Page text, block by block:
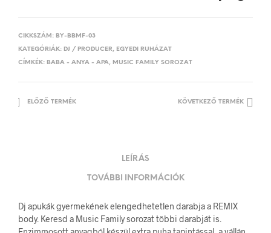
CIKKSZÁM: BY-BBMF-03
KATEGÓRIÁK: DJ / PRODUCER, EGYEDI RUHÁZAT
CÍMKÉK: BABA - ANYA - APA, MUSIC FAMILY SOROZAT
ELŐZŐ TERMÉK KÖVETKEZŐ TERMÉK
LEÍRÁS
TOVÁBBI INFORMÁCIÓK
Dj apukák gyermekének elengedhetetlen darabja a REMIX
body. Keresd a Music Family sorozat többi darabját is.